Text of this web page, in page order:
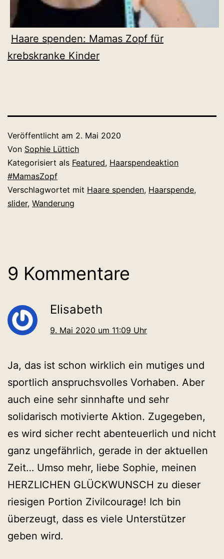
Haare spenden: Mamas Zopf für
krebskranke Kinder
Veröffentlicht am 2. Mai 2020
Von Sophie Lüttich
Kategorisiert als Featured, Haarspendeaktion
#MamasZopf
Verschlagwortet mit Haare spenden, Haarspende,
slider, Wanderung
9 Kommentare
Elisabeth
9. Mai 2020 um 11:09 Uhr
Ja, das ist schon wirklich ein mutiges und
sportlich anspruchsvolles Vorhaben. Aber
auch eine sehr sinnhafte und sehr
solidarisch motivierte Aktion. Zugegeben,
es wird sicher recht abenteuerlich und nicht
ganz ungefährlich, gerade in der aktuellen
Zeit… Umso mehr, liebe Sophie, meinen
HERZLICHEN GLÜCKWUNSCH zu dieser
riesigen Portion Zivilcourage! Ich bin
überzeugt, dass es viele Unterstützer
geben wird.